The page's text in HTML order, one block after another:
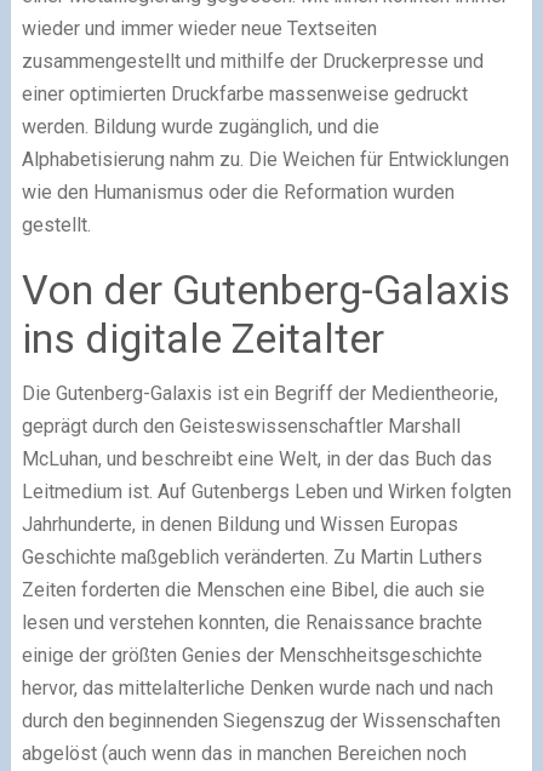
wieder und immer wieder neue Textseiten
zusammengestellt und mithilfe der Druckerpresse und
einer optimierten Druckfarbe massenweise gedruckt
werden. Bildung wurde zugänglich, und die
Alphabetisierung nahm zu. Die Weichen für Entwicklungen
wie den Humanismus oder die Reformation wurden
gestellt.
Von der Gutenberg-Galaxis
ins digitale Zeitalter
Die Gutenberg-Galaxis ist ein Begriff der Medientheorie,
geprägt durch den Geisteswissenschaftler Marshall
McLuhan, und beschreibt eine Welt, in der das Buch das
Leitmedium ist. Auf Gutenbergs Leben und Wirken folgten
Jahrhunderte, in denen Bildung und Wissen Europas
Geschichte maßgeblich veränderten. Zu Martin Luthers
Zeiten forderten die Menschen eine Bibel, die auch sie
lesen und verstehen konnten, die Renaissance brachte
einige der größten Genies der Menschheitsgeschichte
hervor, das mittelalterliche Denken wurde nach und nach
durch den beginnenden Siegenszug der Wissenschaften
abgelöst (auch wenn das in manchen Bereichen noch